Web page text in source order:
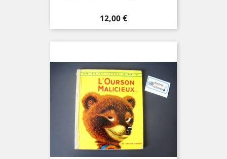
Prix
12,00 €